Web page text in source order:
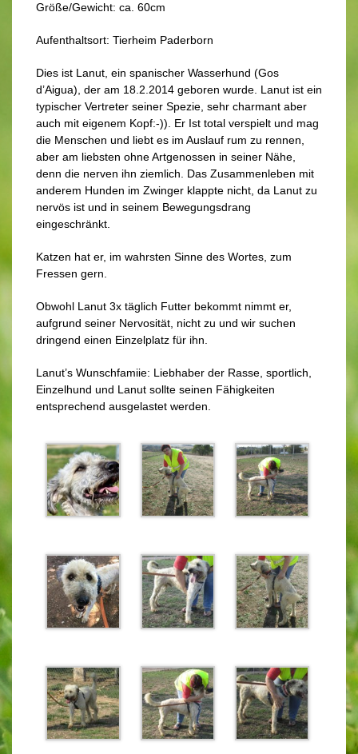
Größe/Gewicht: ca. 60cm
Aufenthaltsort: Tierheim Paderborn
Dies ist Lanut, ein spanischer Wasserhund (Gos
d’Aigua), der am 18.2.2014 geboren wurde. Lanut ist ein
typischer Vertreter seiner Spezie, sehr charmant aber
auch mit eigenem Kopf:-)). Er Ist total verspielt und mag
die Menschen und liebt es im Auslauf rum zu rennen,
aber am liebsten ohne Artgenossen in seiner Nähe,
denn die nerven ihn ziemlich. Das Zusammenleben mit
anderem Hunden im Zwinger klappte nicht, da Lanut zu
nervös ist und in seinem Bewegungsdrang
eingeschränkt.
Katzen hat er, im wahrsten Sinne des Wortes, zum
Fressen gern.
Obwohl Lanut 3x täglich Futter bekommt nimmt er,
aufgrund seiner Nervosität, nicht zu und wir suchen
dringend einen Einzelplatz für ihn.
Lanut’s Wunschfamiie: Liebhaber der Rasse, sportlich,
Einzelhund und Lanut sollte seinen Fähigkeiten
entsprechend ausgelastet werden.